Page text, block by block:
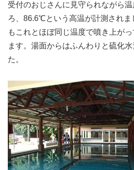
受付のおじさんに見守られながら
ろ、86.6℃という高温が計測されま
もこれとほぼ同じ温度で噴き上が
ます。湯面からはふんわりと硫化
た。